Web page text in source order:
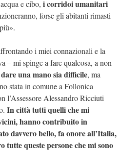
e cibo, i corridoi umanitari
forse gli abitanti rimasti
i miei connazionali e la
– mi spinge a fare qualcosa, a non
una mano sia difficile, ma
stata in comune a Follonica
l’Assessore Alessandro Ricciuti
In città tutti quelli che mi
hanno contribuito in
davvero bello, fa onore all’Italia,
tutte queste persone che mi sono